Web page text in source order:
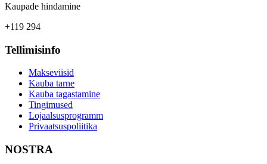
Kaupade hindamine
+119 294
Tellimisinfo
Makseviisid
Kauba tarne
Kauba tagastamine
Tingimused
Lojaalsusprogramm
Privaatsuspoliitika
NOSTRA